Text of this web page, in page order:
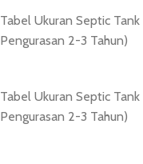
Tabel Ukuran Septic
Pengurasan 2-3 Tahun)
Tabel Ukuran Septic
Pengurasan 2-3 Tahun)